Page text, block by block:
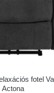
fotel
Actona